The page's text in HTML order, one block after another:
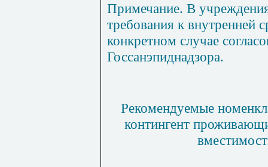
Примечание. В
требования к внутренней
конкретном случае
Госсанэпиднадзора.
Рекомендуемые
контингент